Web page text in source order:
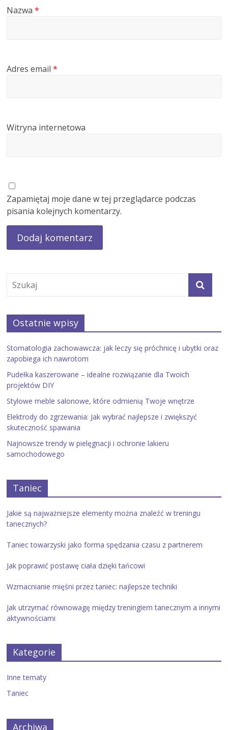
Nazwa*
Adres email*
Witryna internetowa
Zapamiętaj moje dane w tej przeglądarce podczas
pisania kolejnych komentarzy.
Ostatnie wpisy
Stomatologia zachowawcza: jak leczy się próchnicę i ubytki oraz
zapobiega ich nawrotom
Pudełka kaszerowane – idealne rozwiązanie dla Twoich
projektów DIY
Stylowe meble salonowe, które odmienią Twoje wnętrze
Elektrody do zgrzewania: Jak wybrać najlepsze i zwiększyć
skuteczność spawania
Najnowsze trendy w pielęgnacji i ochronie lakieru
samochodowego
Taniec
Jakie są najważniejsze elementy można znaleźć w treningu
tanecznych?
Taniec towarzyski jako forma spędzania czasu z partnerem
Jak poprawić postawę ciała dzięki tańcowi
Wzmacnianie mięśni przez taniec: najlepsze techniki
Jak utrzymać równowagę między treningiem tanecznym a innymi
aktywnościami
Kategorie
Inne tematy
Taniec
Archiwa